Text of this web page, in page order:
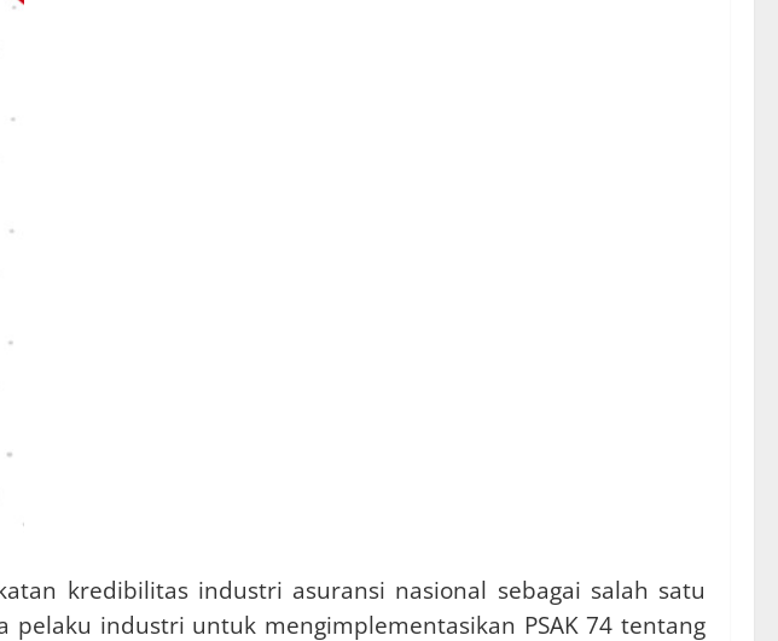
kredibilitas industri asuransi nasional sebagai salah satu
industri untuk mengimplementasikan PSAK 74 tentang